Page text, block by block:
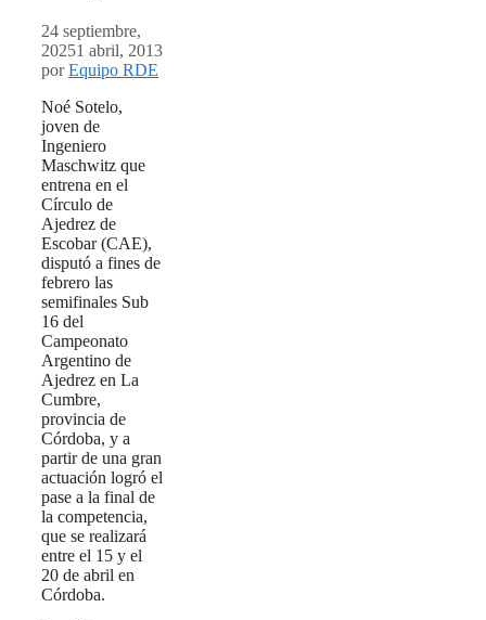
24 septiembre,
20251 abril, 2013
porEquipo RDE
Noé Sotelo,
joven de
Ingeniero
Maschwitz que
entrena en el
Círculo de
Ajedrez de
Escobar (CAE),
disputó a fines de
febrero las
semifinales Sub
16 del
Campeonato
Argentino de
Ajedrez en La
Cumbre,
provincia de
Córdoba, y a
partir de una gran
actuación logró el
pase a la final de
la competencia,
que se realizará
entre el 15 y el
20 de abril en
Córdoba.